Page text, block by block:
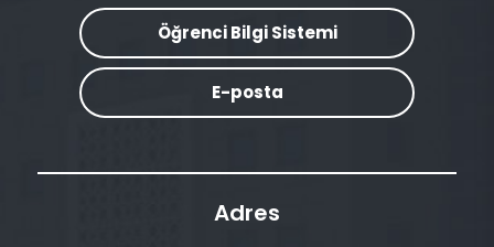
Öğrenci Bilgi Sistemi
E-posta
Adres